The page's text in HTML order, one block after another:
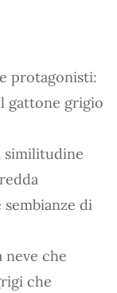
protagonisti:
gattone grigio
similitudine
sembianze di
che
che